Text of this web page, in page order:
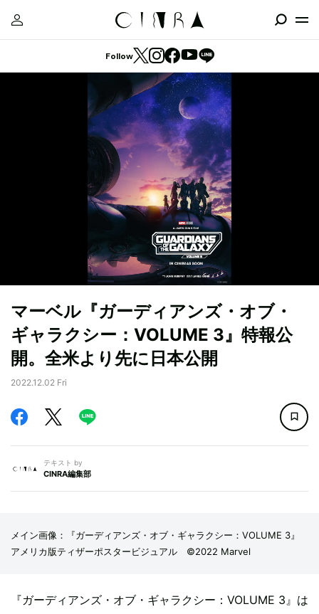
Follow
マーベル『ガーディアンズ・オブ・
ギャラクシー：VOLUME 3』特報公
開。全米より先に日本公開
2022.12.02 Fri
テキスト by
CINRA編集部
メイン画像：『ガーディアンズ・オブ・ギャラクシー：VOLUME 3』
アメリカ版ティザーポスタービジュアル ©2022 Marvel
『ガーディアンズ・オブ・ギャラクシー：VOLUME 3』は